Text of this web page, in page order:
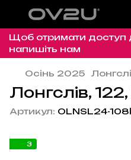
Щоб отримати доступ
напишіть нам
Осінь 2025
Лонгслів,
Артикул: OLNSL24-
3